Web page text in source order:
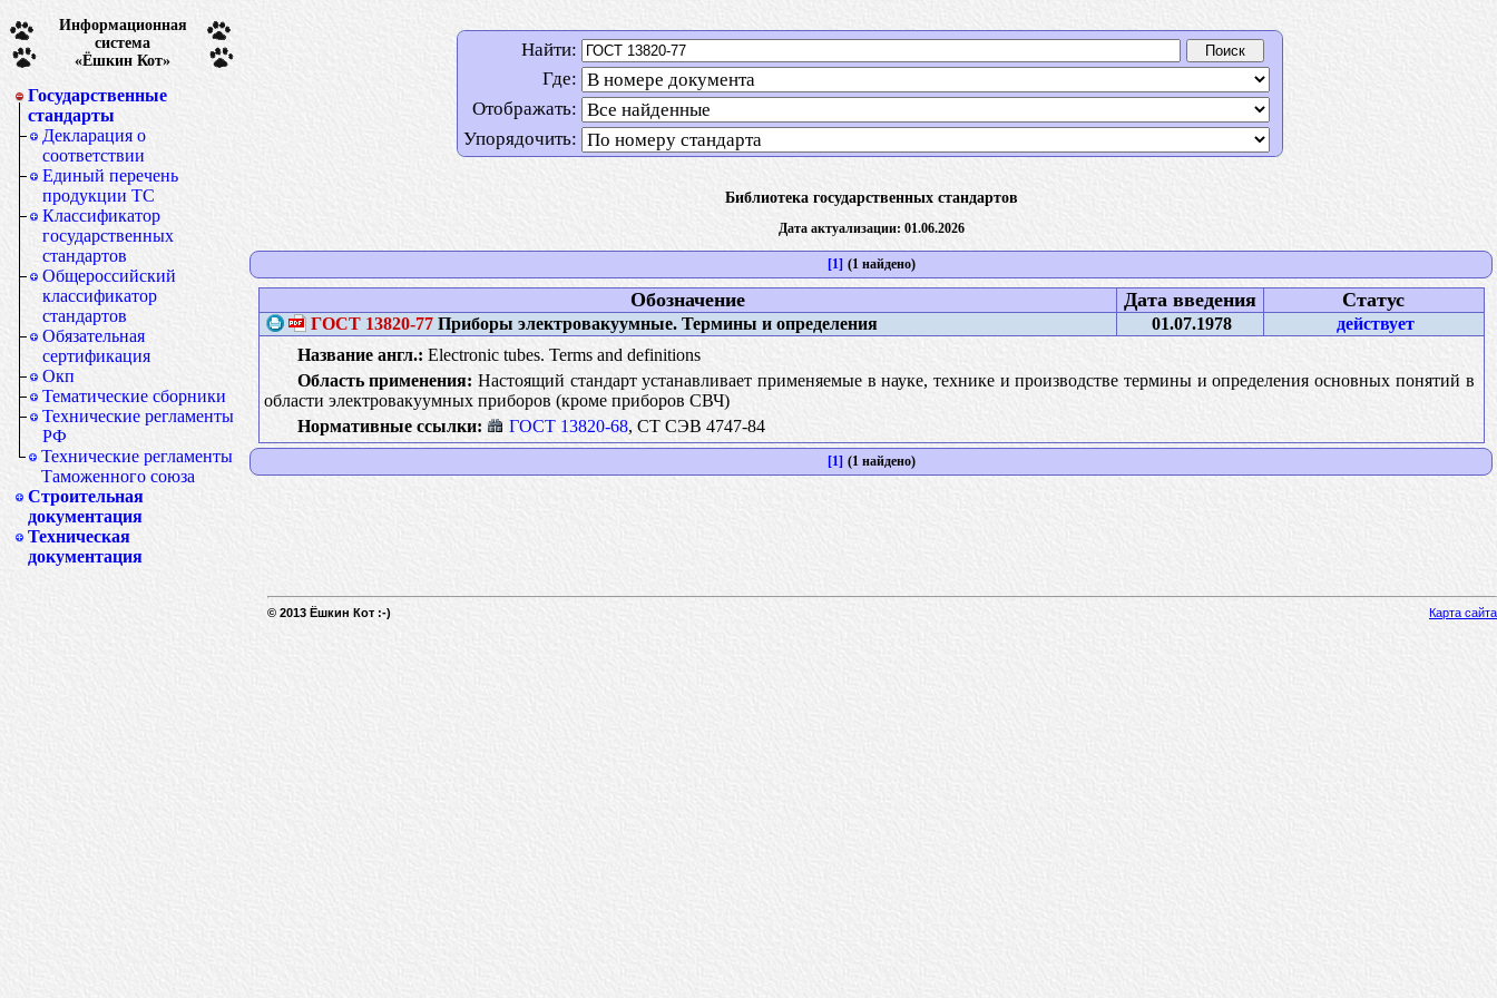
Информационная
система
«Ёшкин Кот»
Государственные
стандарты
Декларация о
соответствии
Единый перечень
продукции ТС
Классификатор
государственных
стандартов
Общероссийский
классификатор
стандартов
Обязательная
сертификация
Окп
Тематические сборники
Технические регламенты
РФ
Технические регламенты
Таможенного союза
Строительная
документация
Техническая
документация
Найти:
Где:
Отображать:
Упорядочить:
Библиотека государственных стандартов
Дата актуализации: 01.06.2026
[1] (1 найдено)
Обозначение Дата введения Статус
ГОСТ 13820-77Приборы электровакуумные. Термины и определения 01.07.1978
действует
Название англ.: Electronic tubes. Terms and definitions
Область применения: Настоящий стандарт устанавливает применяемые в науке, технике и производстве термины и определения основных понятий в
области электровакуумных приборов (кроме приборов СВЧ)
Нормативные ссылки:
ГОСТ 13820-68, СТ СЭВ 4747-84
[1] (1 найдено)
© 2013 Ёшкин Кот :-) Карта сайта